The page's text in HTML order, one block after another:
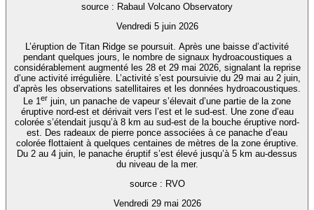
source : Rabaul Volcano Observatory
Vendredi 5 juin 2026
L’éruption de Titan Ridge se poursuit. Après une baisse d’activité
pendant quelques jours, le nombre de signaux hydroacoustiques a
considérablement augmenté les 28 et 29 mai 2026, signalant la reprise
d’une activité irrégulière. L’activité s’est poursuivie du 29 mai au 2 juin,
d’après les observations satellitaires et les données hydroacoustiques.
Le 1er juin, un panache de vapeur s’élevait d’une partie de la zone
éruptive nord-est et dérivait vers l’est et le sud-est. Une zone d’eau
colorée s’étendait jusqu’à 8 km au sud-est de la bouche éruptive nord-
est. Des radeaux de pierre ponce associées à ce panache d’eau
colorée flottaient à quelques centaines de mètres de la zone éruptive.
Du 2 au 4 juin, le panache éruptif s’est élevé jusqu’à 5 km au-dessus
du niveau de la mer.
source : RVO
Vendredi 29 mai 2026